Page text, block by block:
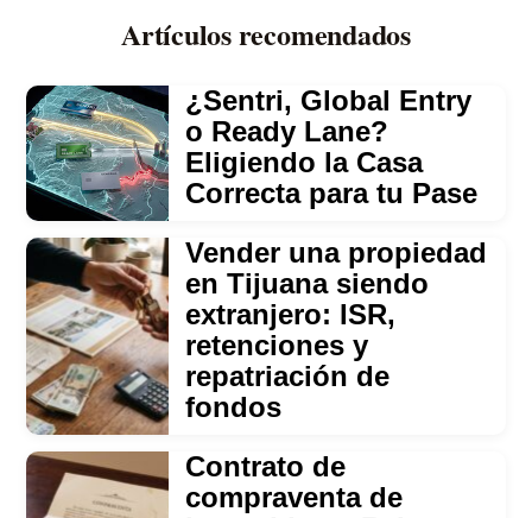
Artículos recomendados
¿Sentri, Global Entry
o Ready Lane?
Eligiendo la Casa
Correcta para tu Pase
Vender una propiedad
en Tijuana siendo
extranjero: ISR,
retenciones y
repatriación de
fondos
Contrato de
compraventa de